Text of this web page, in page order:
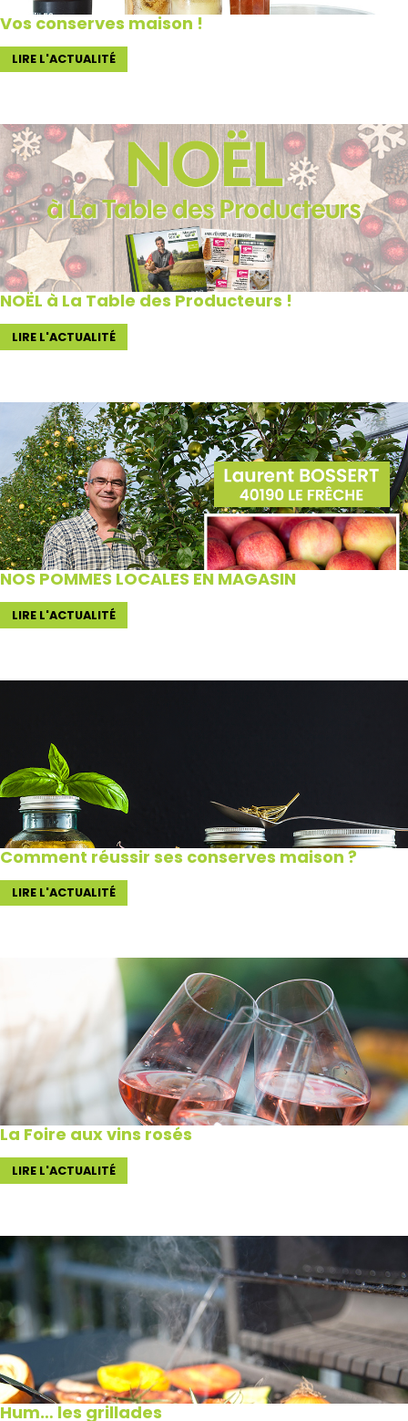
Vos conserves maison !
LIRE L'ACTUALITÉ
NOËL à La Table des Producteurs !
LIRE L'ACTUALITÉ
NOS POMMES LOCALES EN MAGASIN
LIRE L'ACTUALITÉ
Comment réussir ses conserves maison ?
LIRE L'ACTUALITÉ
La Foire aux vins rosés
LIRE L'ACTUALITÉ
Hum… les grillades